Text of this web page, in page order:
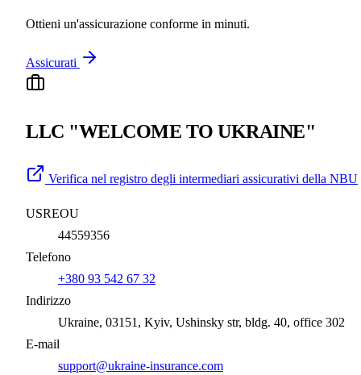
Ottieni un'assicurazione conforme in minuti.
Assicurati
LLC "WELCOME TO UKRAINE"
Verifica nel registro degli intermediari assicurativi della NBU
USREOU
44559356
Telefono
+380 93 542 67 32
Indirizzo
Ukraine, 03151, Kyiv, Ushinsky str, bldg. 40, office 302
E-mail
support@ukraine-insurance.com